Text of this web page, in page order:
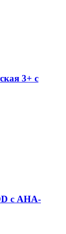
3+ с
с AHA-